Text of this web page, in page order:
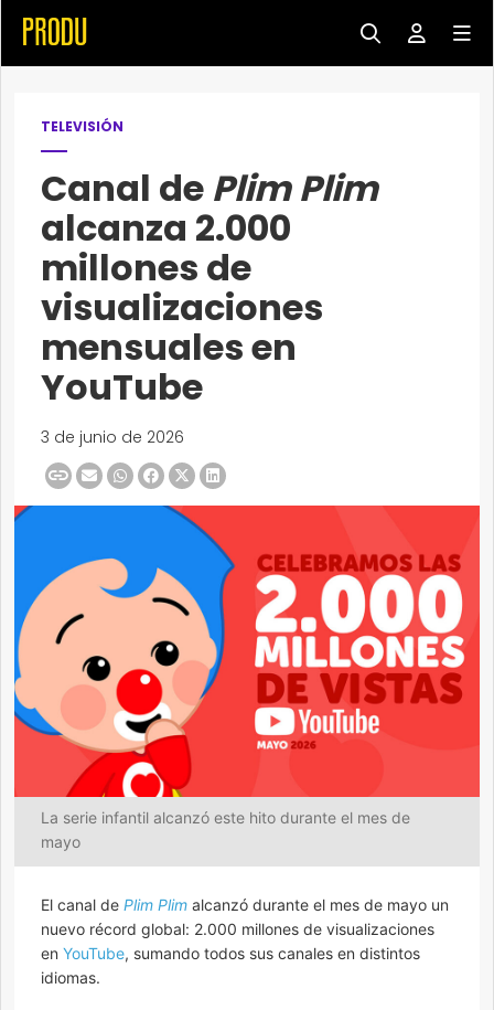
TELEVISIÓN
Canal de Plim Plim
alcanza 2.000
millones de
visualizaciones
mensuales en
YouTube
3 de junio de 2026
La serie infantil alcanzó este hito durante el mes de
mayo
El canal de Plim Plim alcanzó durante el mes de mayo un
nuevo récord global: 2.000 millones de visualizaciones
en YouTube, sumando todos sus canales en distintos
idiomas.